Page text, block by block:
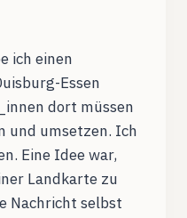
ich einen
Essen
dort müssen
und umsetzen. Ich
Eine Idee war,
Landkarte zu
Nachricht selbst